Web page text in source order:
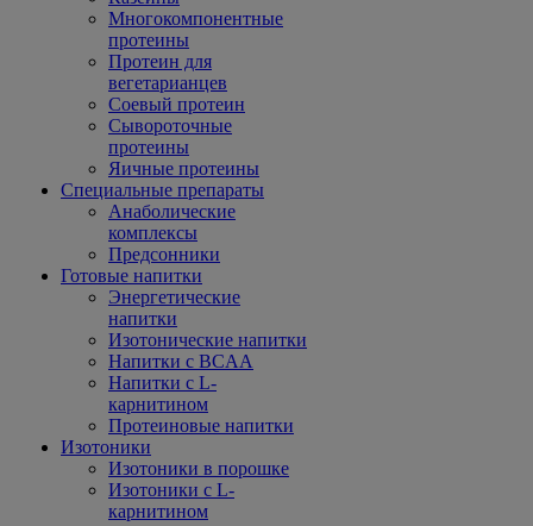
Многокомпонентные
протеины
Протеин для
вегетарианцев
Соевый протеин
Сывороточные
протеины
Яичные протеины
Специальные препараты
Анаболические
комплексы
Предсонники
Готовые напитки
Энергетические
напитки
Изотонические напитки
Напитки с BCAA
Напитки с L-
карнитином
Протеиновые напитки
Изотоники
Изотоники в порошке
Изотоники с L-
карнитином